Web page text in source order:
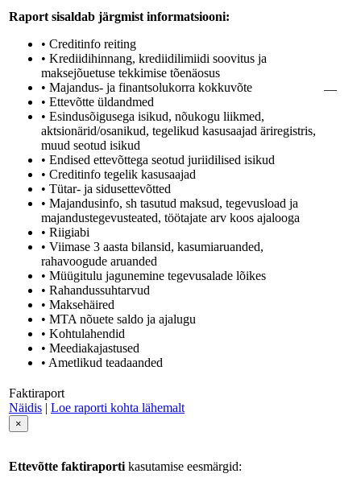
Raport sisaldab järgmist informatsiooni:
• Creditinfo reiting
• Krediidihinnang, krediidilimiidi soovitus ja
maksejõuetuse tekkimise tõenäosus
• Majandus- ja finantsolukorra kokkuvõte
• Ettevõtte üldandmed
• Esindusõigusega isikud, nõukogu liikmed,
aktsionärid/osanikud, tegelikud kasusaajad äriregistris,
muud seotud isikud
• Endised ettevõttega seotud juriidilised isikud
• Creditinfo tegelik kasusaajad
• Tütar- ja sidusettevõtted
• Majandusinfo, sh tasutud maksud, tegevusload ja
majandustegevusteated, töötajate arv koos ajalooga
• Riigiabi
• Viimase 3 aasta bilansid, kasumiaruanded,
rahavoogude aruanded
• Müügitulu jagunemine tegevusalade lõikes
• Rahandussuhtarvud
• Maksehäired
• MTA nõuete saldo ja ajalugu
• Kohtulahendid
• Meediakajastused
• Ametlikud teadaanded
—
Faktiraport
Näidis | Loe raporti kohta lähemalt
×
Ettevõtte faktiraporti kasutamise eesmärgid: